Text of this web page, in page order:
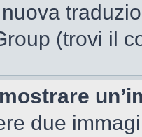
(trovi il
due